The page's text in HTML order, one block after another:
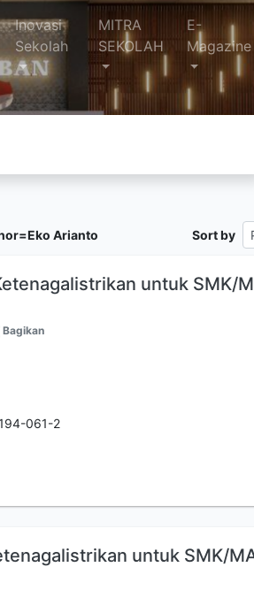
Inovasi
Sekolah
MITRA
SEKOLAH
E-
Magazine
Arianto Sort by
untuk SMK/
Bagikan
061-2
untuk SMK/